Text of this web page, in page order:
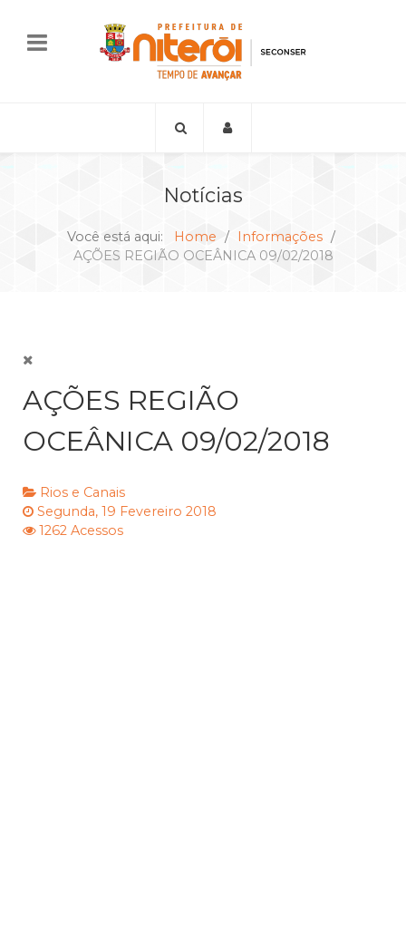
Notícias
Você está aqui: Home
Informações
AÇÕES REGIÃO OCEÂNICA 09/02/2018
AÇÕES REGIÃO
OCEÂNICA 09/02/2018
Rios e Canais
Segunda, 19 Fevereiro 2018
1262 Acessos